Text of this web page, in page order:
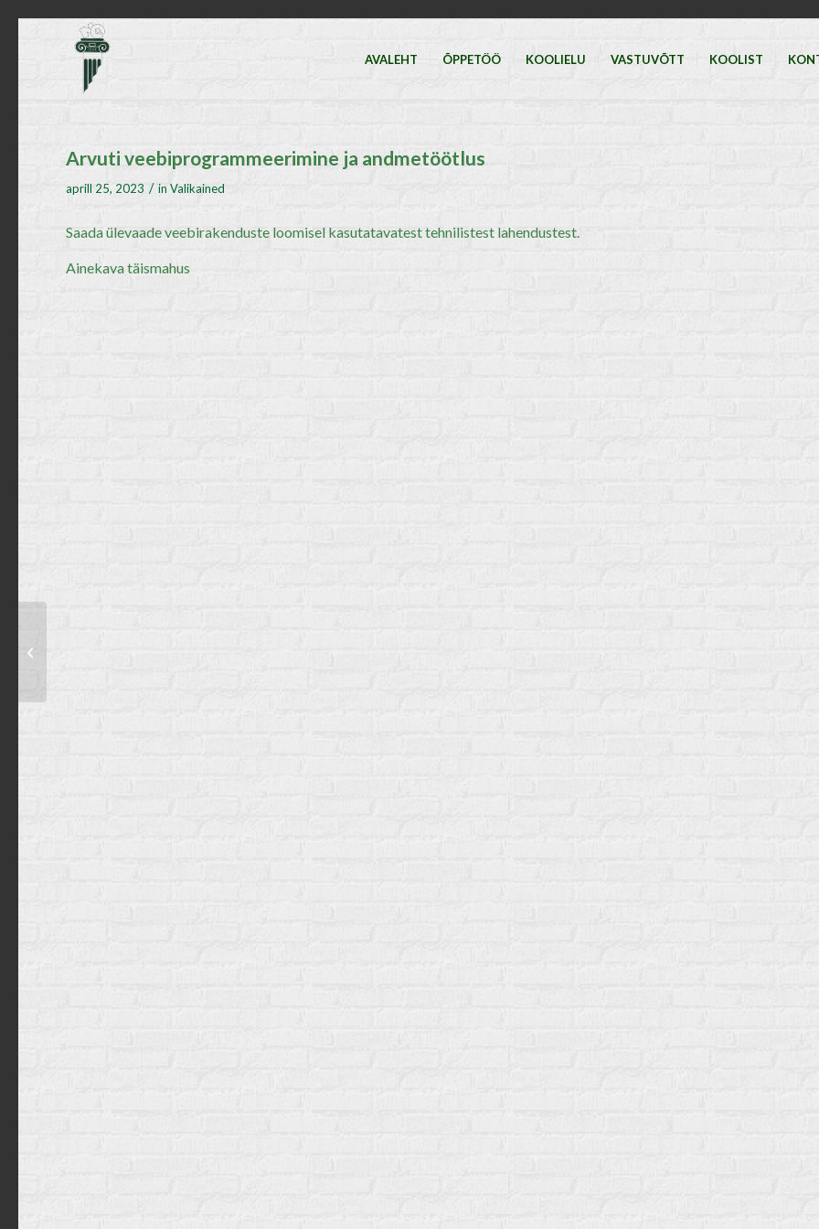
AVALEHT ÕPPETÖÖ KOOLIELU VASTUVÕTT KOOLIST
Arvuti veebiprogrammeerimine ja andmetöötlus
aprill 25, 2023 / in Valikained
Saada ülevaade veebirakenduste loomisel kasutatavatest tehnilistest lahendustest.
Ainekava täismahus